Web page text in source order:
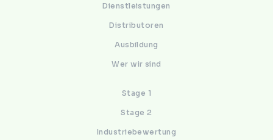
Dienstleistungen
Distributoren
Ausbildung
Wer wir sind
Stage 1
Stage 2
Industriebewertung